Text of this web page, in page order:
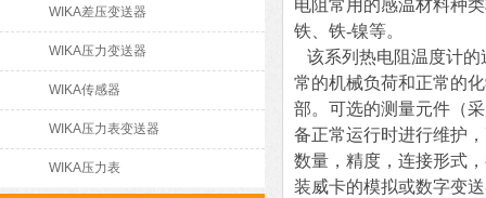
WIKA差压变送器
WIKA压力变送器
WIKA传感器
WIKA压力表变送器
WIKA压力表
电阻常用的感温材料种
铁、铁-镍等。
该系列热电阻温度计的
常的机械负荷和正常的
部。可选的测量元件（
备正常运行时进行维护
数量，精度，连接形式
装威卡的模拟或数字变